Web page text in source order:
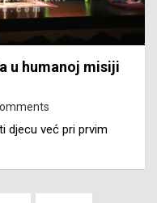
u humanoj misiji
djecu već pri prvim